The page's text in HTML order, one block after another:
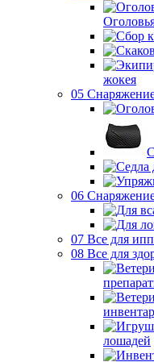
жокея
05
06
07 Все для
08 Все для
лошадей